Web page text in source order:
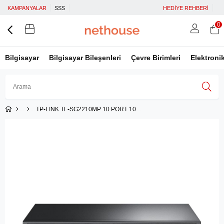
KAMPANYALAR SSS HEDİYE REHBERİ
Bilgisayar Bilgisayar Bileşenleri Çevre Birimleri
0
TP-LINK TL-SG2210MP 10 PORT 10/100/1000 Mbps GIGABIT MASAÜSTÜ PoE SMART SWITCH